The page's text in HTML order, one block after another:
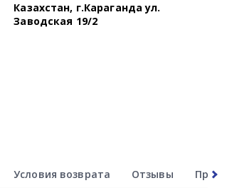
Казахстан, г.Караганда ул.
Заводская 19/2
Условия возврата Отзывы Прочее